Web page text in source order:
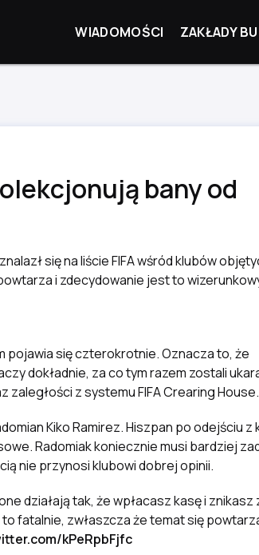
WIADOMOŚCI ZAKŁADY
bany od
się na liście FIFA wśród klubów
i zdecydowanie jest to
pojawia się czterokrotnie. Oznacza to, że
dokładnie, za co tym razem zostali
z systemu FIFA Crearing House.
Kiko Ramirez. Hiszpan po odejściu z
Radomiak koniecznie musi bardziej
nie przynosi klubowi dobrej opinii.
działają tak, że wpłacasz kasę i znikasz
fatalnie, zwłaszcza że temat się
kPeRpbFjfc